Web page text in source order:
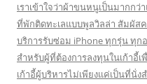
เราเข้าใจว่าผ้าขนหนูเป็นมากกว่
ที่พักติดทะเลแบบพูลวิลล่า สัมผัส
บริการรับซ่อม iPhone ทุกรุ่น ทุก
สำหรับผู้ที่ต้องการลงทุนในเก้าอี้
เก้าอี้ผู้บริหารไม่เพียงแค่เป็นที่นั่